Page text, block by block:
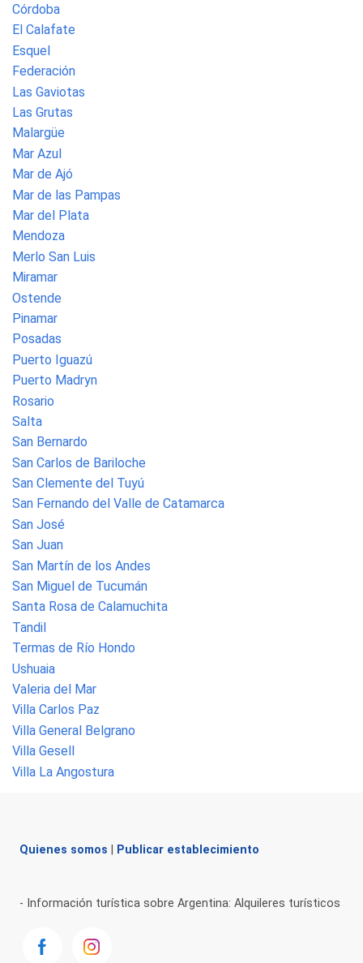
Córdoba
El Calafate
Esquel
Federación
Las Gaviotas
Las Grutas
Malargüe
Mar Azul
Mar de Ajó
Mar de las Pampas
Mar del Plata
Mendoza
Merlo San Luis
Miramar
Ostende
Pinamar
Posadas
Puerto Iguazú
Puerto Madryn
Rosario
Salta
San Bernardo
San Carlos de Bariloche
San Clemente del Tuyú
San Fernando del Valle de Catamarca
San José
San Juan
San Martín de los Andes
San Miguel de Tucumán
Santa Rosa de Calamuchita
Tandil
Termas de Río Hondo
Ushuaia
Valeria del Mar
Villa Carlos Paz
Villa General Belgrano
Villa Gesell
Villa La Angostura
Quienes somos Publicar establecimiento
- Información turística sobre Argentina: Alquileres turísticos